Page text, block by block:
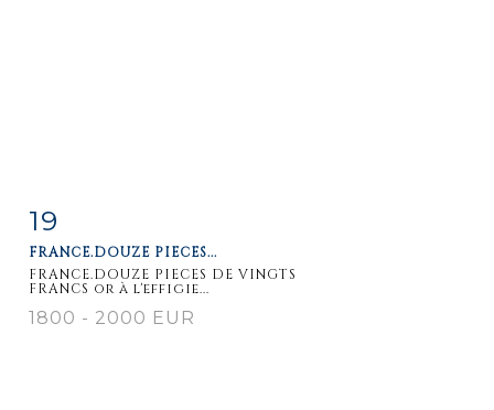
Item detail
19
FRANCE.DOUZE PIECES...
FRANCE.DOUZE PIECES DE VINGTS
FRANCS or à l'effigie...
1800 - 2000 EUR